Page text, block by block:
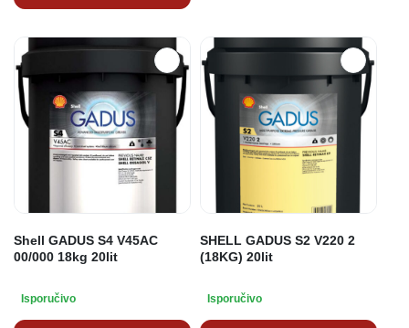
Shell GADUS S4 V45AC
00/000 18kg 20lit
Isporučivo
SHELL GADUS S2 V220 2
(18KG) 20lit
Isporučivo